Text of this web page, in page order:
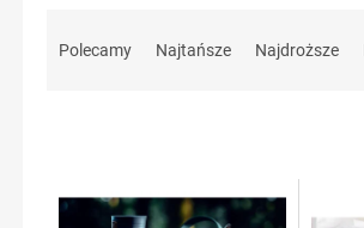
Polecamy Najtańsze Najdroższe